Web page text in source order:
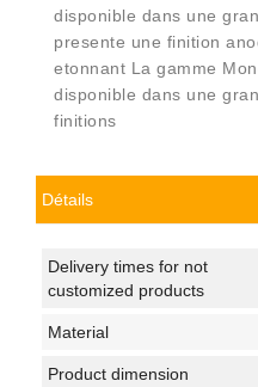
disponible dans une
presente une finition
etonnant La gamme
disponible dans une
finitions
Détails
Delivery times for not
customized products
Material
Product dimension